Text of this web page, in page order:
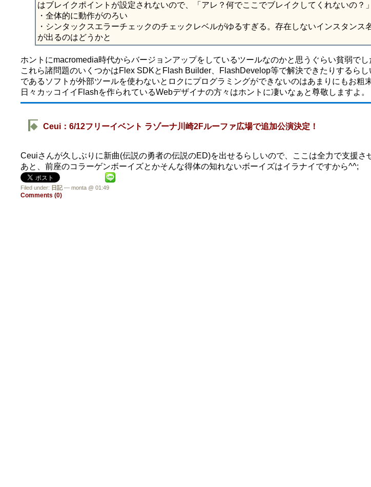
はブレイクポイントが設定されないので、「アレ？何でここでブレイクしてくれないの？
・全体的に動作がのろい
・シンタックスエラーチェックのチェックレベルがゆるすぎる。存在しないインスタンス
が出るのはどうかと
ホントにmacromedia時代からバージョンアップをしているツールなのかと思うぐらい貧弱でし
これら諸問題のいくつかはFlex SDKとFlash Builder、FlashDevelop等で解決できたりするら
であるソフトが外部ツールを使わないとロクにプログラミングができないのはあまりにもお粗
日々カッコイイFlashを作られているWebデザイナの方々はホントに凄いなぁと尊敬しますよ。
◆ Ceui：6/12フリーイベント ラゾーナ川崎2Fルーファ広場で追加公演決定！
Ceuiさんが久しぶりに新曲(伝説の勇者の伝説のED)を出せるらしいので、ここは全力で支援さ
あと、前座のコラーゲンボーイズとかそんな得体の知れないボーイズはイラナイですから^^;
Filed under: 日記— monta @ 01:49
Comments (0)